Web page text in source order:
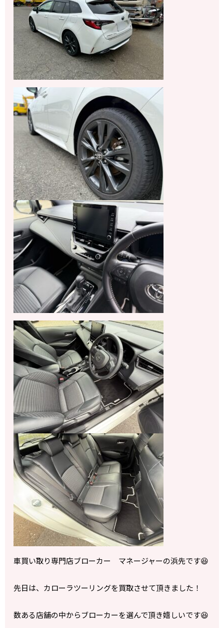
車買い取り専門店ブローカー マネージャーの浜先です😆
先日は、カローラツーリングを買取させて頂きました！
数ある店舗の中からブローカーを選んで頂き嬉しいです😆